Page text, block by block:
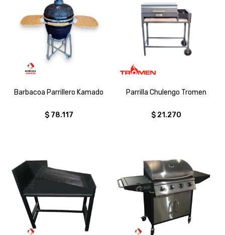
Barbacoa Parrillero Kamado
$ 78.117
Parrilla Chulengo Tromen
$ 21.270